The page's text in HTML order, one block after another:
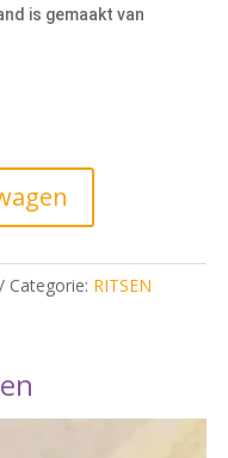
is gemaakt van
Categorie: RITSEN